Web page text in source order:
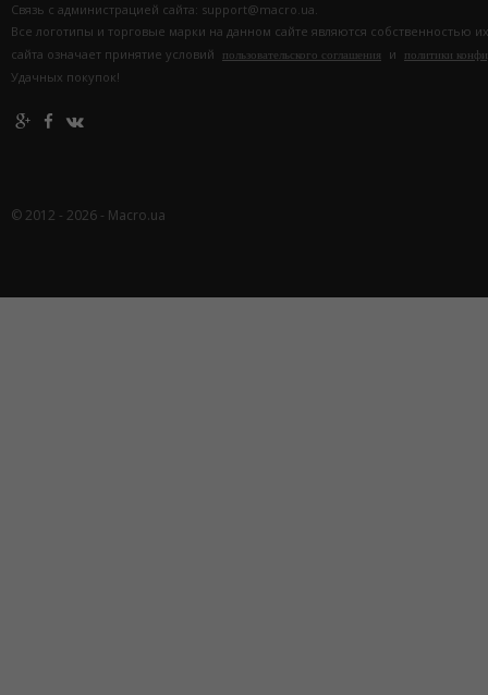
Связь с администрацией сайта: support@macro.ua.
Все логотипы и торговые марки на данном сайте являются собственностью
сайта означает принятие условий
пользовательского соглашения и политики
Удачных покупок!
© 2012 - 2026 - Macro.ua